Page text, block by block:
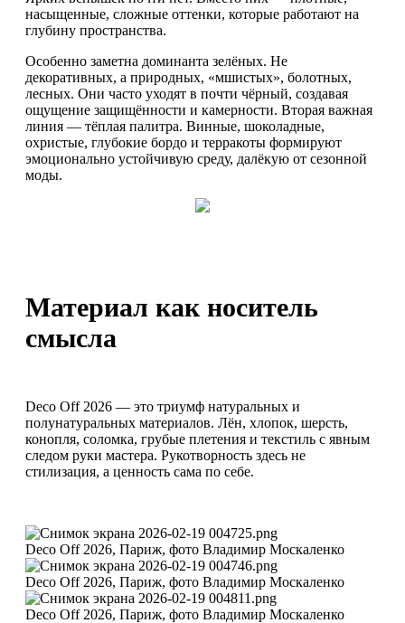
насыщенные, сложные оттенки, которые работают на
глубину пространства.
Особенно заметна доминанта зелёных. Не
декоративных, а природных, «мшистых», болотных,
лесных. Они часто уходят в почти чёрный, создавая
ощущение защищённости и камерности. Вторая важная
линия — тёплая палитра. Винные, шоколадные,
охристые, глубокие бордо и терракоты формируют
эмоционально устойчивую среду, далёкую от сезонной
моды.
Материал как носитель
смысла
Deco Off 2026 — это триумф натуральных и
полунатуральных материалов. Лён, хлопок, шерсть,
конопля, соломка, грубые плетения и текстиль с явным
следом руки мастера. Рукотворность здесь не
стилизация, а ценность сама по себе.
Deco Off 2026, Париж, фото Владимир Москаленко
Deco Off 2026, Париж, фото Владимир Москаленко
Deco Off 2026, Париж, фото Владимир Москаленко